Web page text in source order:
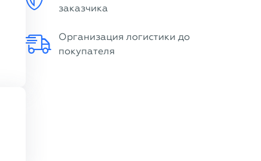
заказчика
Организация логистики до
покупателя